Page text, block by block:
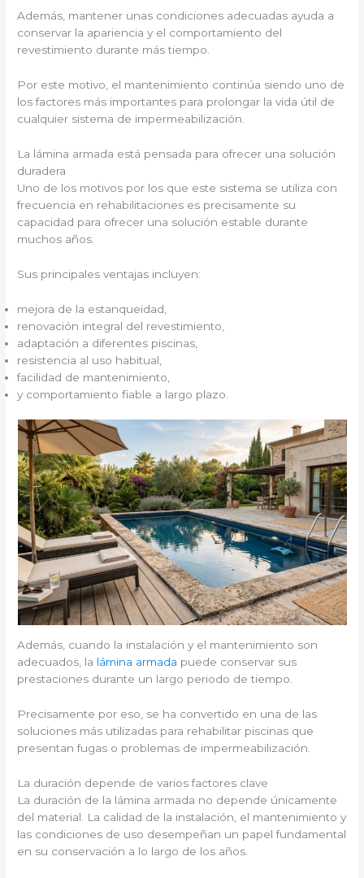
Además, mantener unas condiciones adecuadas ayuda a
conservar la apariencia y el comportamiento del
revestimiento durante más tiempo.
Por este motivo, el mantenimiento continúa siendo uno de
los factores más importantes para prolongar la vida útil de
cualquier sistema de impermeabilización.
La lámina armada está pensada para ofrecer una solución
duradera
Uno de los motivos por los que este sistema se utiliza con
frecuencia en rehabilitaciones es precisamente su
capacidad para ofrecer una solución estable durante
muchos años.
Sus principales ventajas incluyen:
mejora de la estanqueidad,
renovación integral del revestimiento,
adaptación a diferentes piscinas,
resistencia al uso habitual,
facilidad de mantenimiento,
y comportamiento fiable a largo plazo.
Además, cuando la instalación y el mantenimiento son
adecuados, la lámina armada puede conservar sus
prestaciones durante un largo periodo de tiempo.
Precisamente por eso, se ha convertido en una de las
soluciones más utilizadas para rehabilitar piscinas que
presentan fugas o problemas de impermeabilización.
La duración depende de varios factores clave
La duración de la lámina armada no depende únicamente
del material. La calidad de la instalación, el mantenimiento y
las condiciones de uso desempeñan un papel fundamental
en su conservación a lo largo de los años.